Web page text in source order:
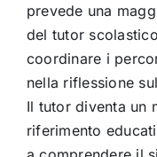
prevede una
del tutor
coordinare i
nella riflessione
Il tutor diventa un
riferimento